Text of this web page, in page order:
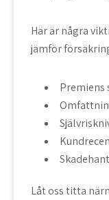
Här är några
jämför
Premiens
Låt oss titta